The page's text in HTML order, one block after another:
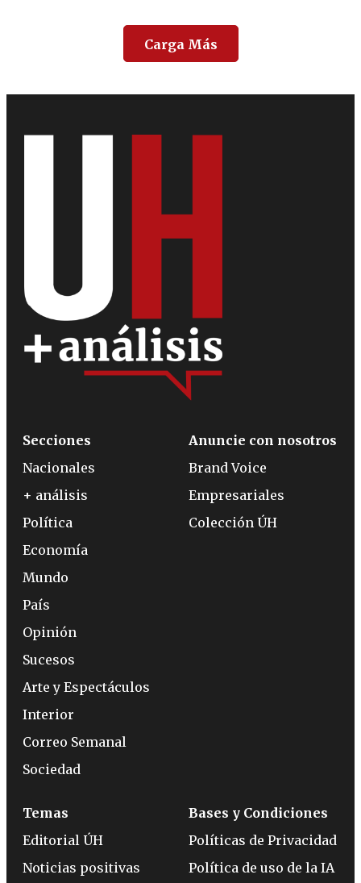
Carga Más
Secciones
Nacionales
+ análisis
Política
Economía
Mundo
País
Opinión
Sucesos
Arte y Espectáculos
Interior
Correo Semanal
Sociedad
Anuncie con nosotros
Brand Voice
Empresariales
Colección ÚH
Temas
Editorial ÚH
Noticias positivas
Bases y Condiciones
Políticas de Privacidad
Política de uso de la IA